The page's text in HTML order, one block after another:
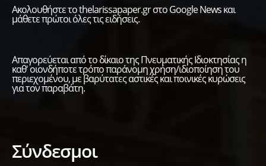
Ακολουθήστε το thelarissapaper.gr στο Google News και
μάθετε πρώτοι όλες τις ειδήσεις.
Απαγορεύεται από το δίκαιο της Πνευματικής Ιδιοκτησίας η
καθ' οιονδήποτε τρόπο παράνομη χρήση/ιδιοποίηση του
περιεχομένου, με βαρύτατες αστικές και ποινικές κυρώσεις
για τον παραβάτη.
Σύνδεσμοι